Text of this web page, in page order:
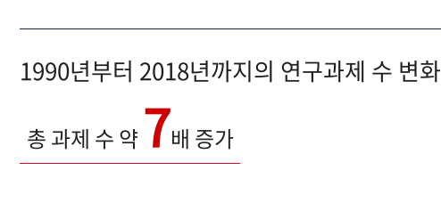
1990년부터 2018년까지의 연구과제 수 변화
총 과제 수 약7배 증가